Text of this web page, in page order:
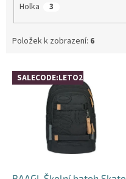
Holka 3
Položek k zobrazení: 6
V SALECODE:LETO26:4:%